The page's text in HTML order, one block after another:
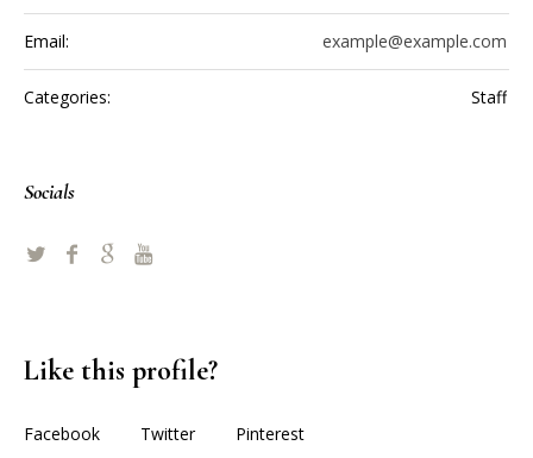
Email: example@example.com
Categories: Staff
Socials
Like this profile?
Facebook Twitter Pinterest